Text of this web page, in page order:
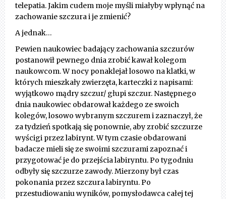
telepatia. Jakim cudem moje myśli miałyby wpłynąć na
zachowanie szczura i je zmienić?
A jednak…
Pewien naukowiec badający zachowania szczurów
postanowił pewnego dnia zrobić kawał kolegom
naukowcom. W nocy ponaklejał losowo na klatki, w
których mieszkały zwierzęta, karteczki z napisami:
wyjątkowo mądry szczur/ głupi szczur. Następnego
dnia naukowiec obdarował każdego ze swoich
kolegów, losowo wybranym szczurem i zaznaczył, że
za tydzień spotkają się ponownie, aby zrobić szczurze
wyścigi przez labirynt. W tym czasie obdarowani
badacze mieli się ze swoimi szczurami zapoznać i
przygotować je do przejścia labiryntu. Po tygodniu
odbyły się szczurze zawody. Mierzony był czas
pokonania przez szczura labiryntu. Po
przestudiowaniu wyników, pomysłodawca całej tej